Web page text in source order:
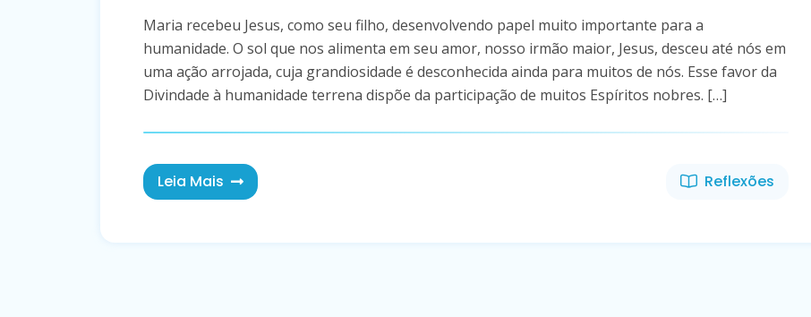
Maria recebeu Jesus, como seu filho, desenvolvendo papel muito importante para a
humanidade. O sol que nos alimenta em seu amor, nosso irmão maior, Jesus, desceu até nós em
uma ação arrojada, cuja grandiosidade é desconhecida ainda para muitos de nós. Esse favor da
Divindade à humanidade terrena dispõe da participação de muitos Espíritos nobres. […]
Leia Mais Reflexões